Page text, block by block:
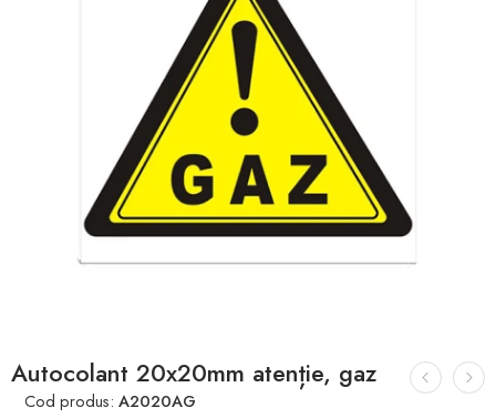
Autocolant 20x20mm atenție, gaz
Cod produs: A2020AG